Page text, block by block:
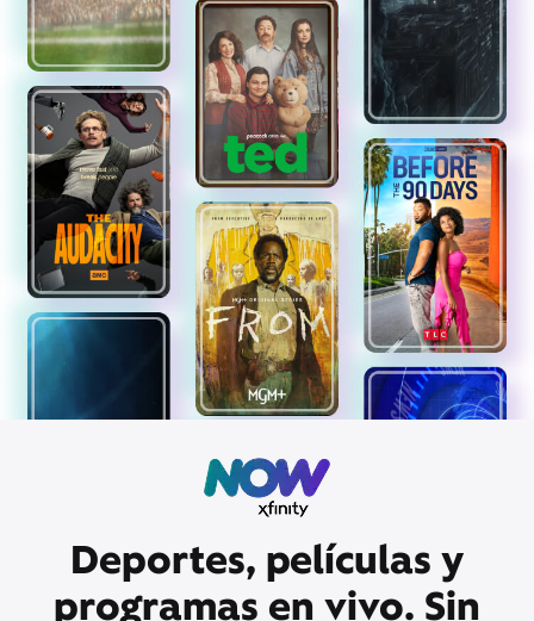
Deportes, películas y
programas en vivo. Sin